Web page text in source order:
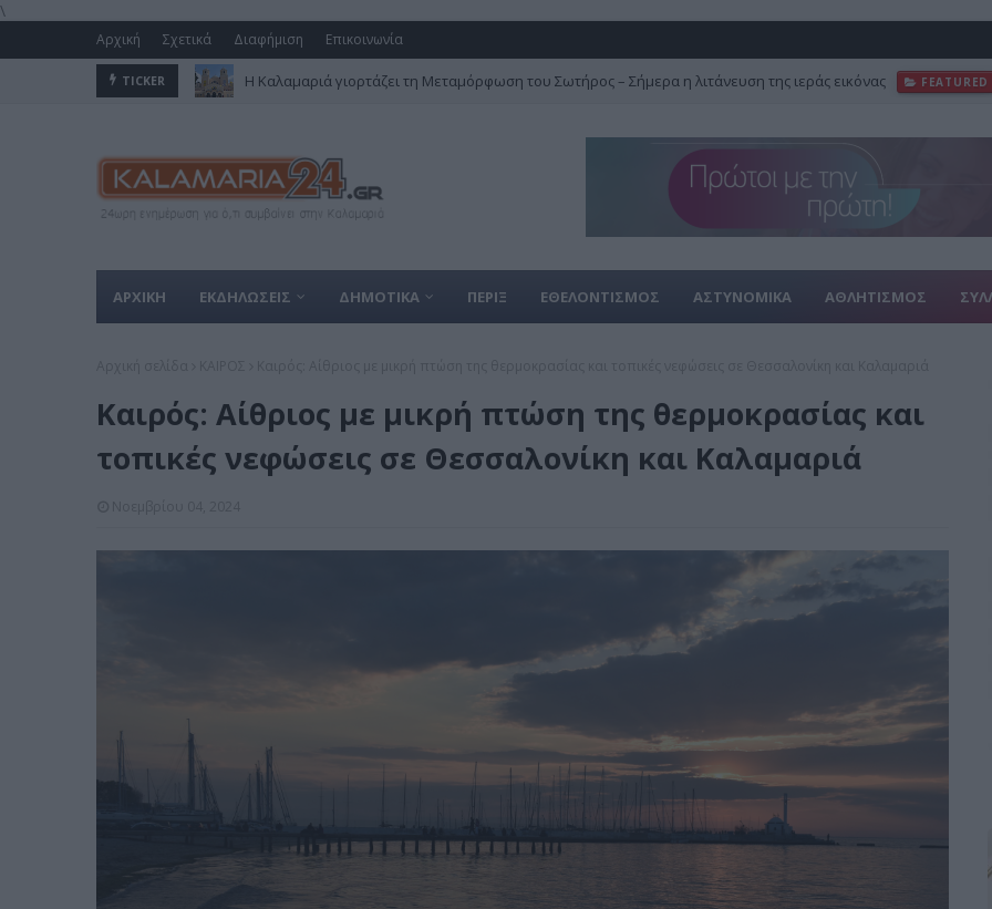
\
Αρχική Σχετικά Διαφήμιση Επικοινωνία
TICKER Η Καλαμαριά γιορτάζει τη Μεταμόρφωση του Σωτήρος – Σήμερα η λιτάνευση της ιεράς εικόνας FEATURED
ΑΡΧΙΚΗ ΕΚΔΗΛΩΣΕΙΣ ΔΗΜΟΤΙΚΑ ΠΕΡΙΞ ΕΘΕΛΟΝΤΙΣΜΟΣ ΑΣΤΥΝΟΜΙΚΑ ΑΘΛΗΤΙΣΜΟΣ
Καιρός: Αίθριος με μικρή πτώση της θερμοκρασίας και
τοπικές νεφώσεις σε Θεσσαλονίκη και Καλαμαριά